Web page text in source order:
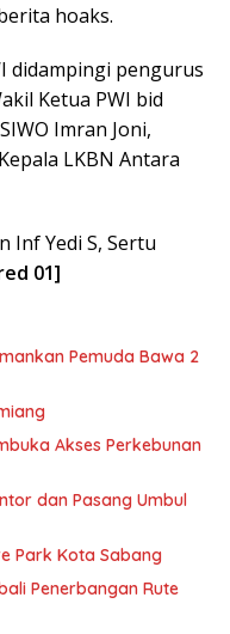
hoaks.
didampingi pengurus
Ketua PWI bid
Imran Joni,
LKBN Antara
Inf Yedi S, Sertu
01]
Pemuda Bawa 2
Akses Perkebunan
dan Pasang Umbul
Park Kota Sabang
Penerbangan Rute